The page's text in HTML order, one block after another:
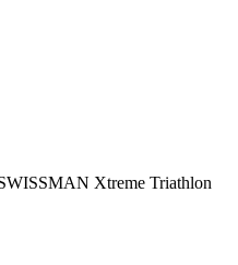
Xtreme Triathlon